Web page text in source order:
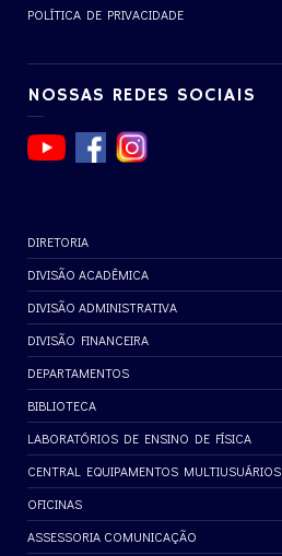
POLÍTICA DE PRIVACIDADE
NOSSAS REDES SOCIAIS
DIRETORIA
DIVISÃO ACADÊMICA
DIVISÃO ADMINISTRATIVA
DIVISÃO FINANCEIRA
DEPARTAMENTOS
BIBLIOTECA
LABORATÓRIOS DE ENSINO DE FÍSICA
CENTRAL EQUIPAMENTOS MULTIUSUÁRIOS
OFICINAS
ASSESSORIA COMUNICAÇÃO